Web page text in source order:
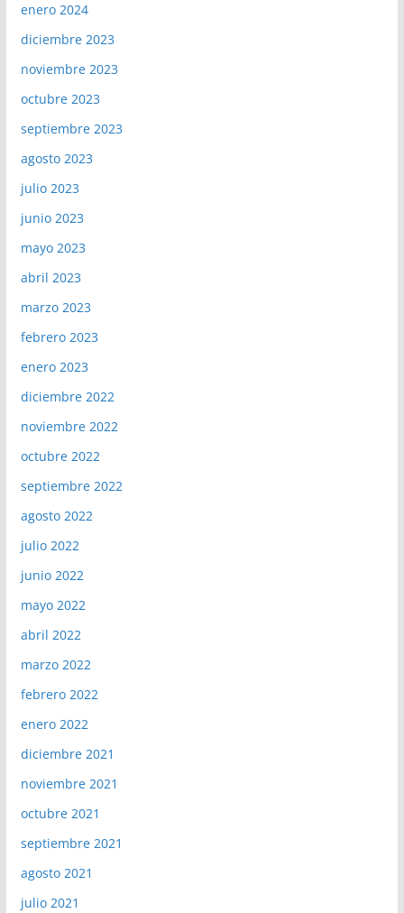
enero 2024
diciembre 2023
noviembre 2023
octubre 2023
septiembre 2023
agosto 2023
julio 2023
junio 2023
mayo 2023
abril 2023
marzo 2023
febrero 2023
enero 2023
diciembre 2022
noviembre 2022
octubre 2022
septiembre 2022
agosto 2022
julio 2022
junio 2022
mayo 2022
abril 2022
marzo 2022
febrero 2022
enero 2022
diciembre 2021
noviembre 2021
octubre 2021
septiembre 2021
agosto 2021
julio 2021